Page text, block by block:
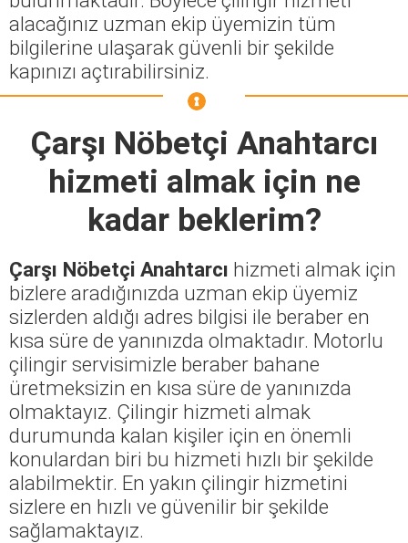
alacağınız uzman ekip üyemizin tüm
bilgilerine ulaşarak güvenli bir şekilde
kapınızı açtırabilirsiniz.
Çarşı Nöbetçi Anahtarcı
hizmeti almak için ne
kadar beklerim?
Çarşı Nöbetçi Anahtarcı hizmeti almak için
bizlere aradığınızda uzman ekip üyemiz
sizlerden aldığı adres bilgisi ile beraber en
kısa süre de yanınızda olmaktadır. Motorlu
çilingir servisimizle beraber bahane
üretmeksizin en kısa süre de yanınızda
olmaktayız. Çilingir hizmeti almak
durumunda kalan kişiler için en önemli
konulardan biri bu hizmeti hızlı bir şekilde
alabilmektir. En yakın çilingir hizmetini
sizlere en hızlı ve güvenilir bir şekilde
sağlamaktayız.